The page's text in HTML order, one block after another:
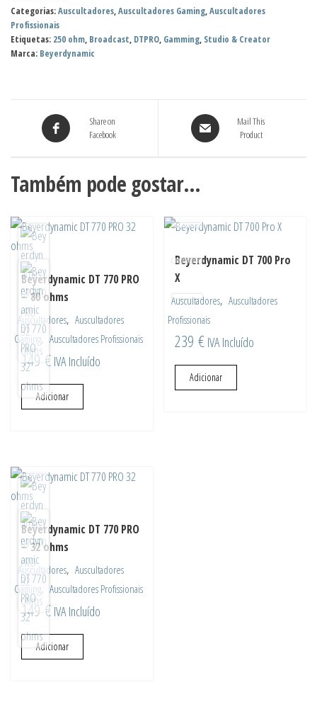
DT
770
PRO
Categorias:Auscultadores,Auscultadores Gaming,Auscultadores
Profissionais
Etiquetas: 250 ohm, Broadcast, DTPRO, Gamming, Studio & Creator
Marca: Beyerdynamic
Share on
Facebook
Mail This
Product
Também pode gostar…
Beyerdynamic DT 770 PRO
– 80 ohms
Auscultadores, Auscultadores
Gaming, Auscultadores Profissionais
149€ IVA Incluído
Adicionar
Beyerdynamic DT 700 Pro
X
Auscultadores, Auscultadores
Profissionais
239€ IVA Incluído
Adicionar
Beyerdynamic DT 770 PRO
– 32 ohms
Auscultadores, Auscultadores
Gaming, Auscultadores Profissionais
149€ IVA Incluído
Adicionar